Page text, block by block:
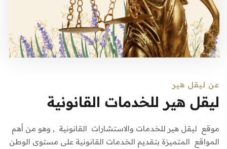
عن ليقل هير
ليقل هير للخدمات القانونية
موقع ليقل هير للخدمات والاستشارات القانونية , وهو من أهم
المواقع المتميزة بتقديم الخدمات القانونية على مستوى الوطن